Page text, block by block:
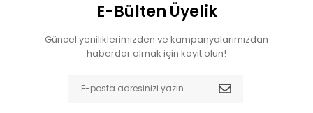
E-Bülten Üyelik
Güncel yeniliklerimizden ve kampanyalarımızdan
haberdar olmak için kayıt olun!